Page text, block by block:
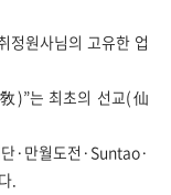
정원사님의 고유한 업
)”는 최초의 선교(仙
·만월도전·Suntao·
.